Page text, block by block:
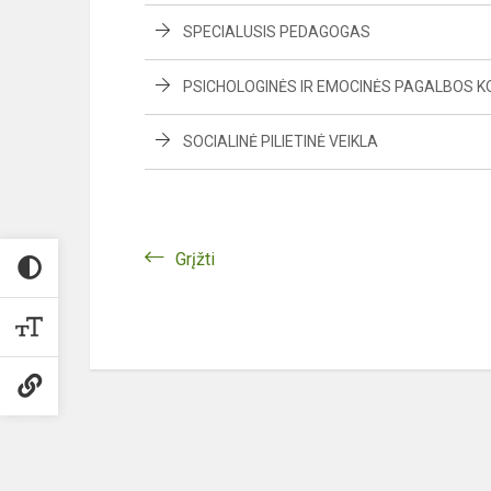
SPECIALUSIS PEDAGOGAS
PSICHOLOGINĖS IR EMOCINĖS PAGALBOS
SOCIALINĖ PILIETINĖ VEIKLA
Grįžti